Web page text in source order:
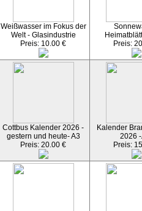
Weißwasser im Fokus der
Welt - Glasindustrie
Preis: 10.00 €
Preis:
Cottbus Kalender 2026 -
gestern und heute- A3
Preis: 20.00 €
Kalender
2026
Preis: